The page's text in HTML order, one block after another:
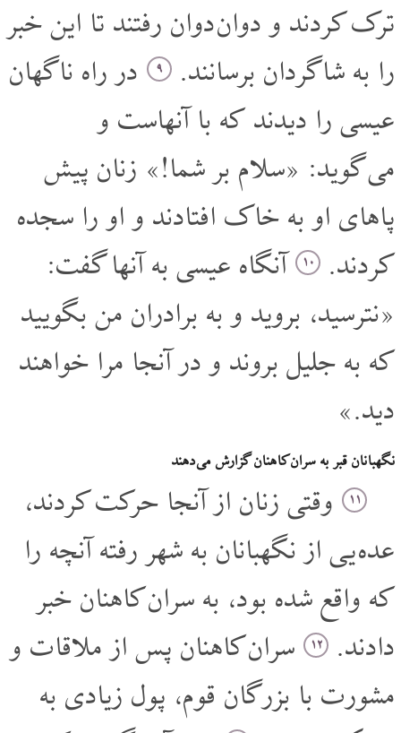
ترک کردند و دوان دوان رفتند تا این خبر
را به شاگردان برسانند.
۹ در راه ناگهان
عیسی را دیدند که با آنهاست و
می گوید: «سلام بر شما!» زنان پیش
پاهای او به خاک افتادند و او را سجده
کردند.
۱۰ آنگاه عیسی به آنها گفت:
«نترسید، بروید و به برادران من بگویید
که به جلیل بروند و در آنجا مرا خواهند
دید.»
نگهبانان قبر به سران کاهنان گزارش می دهند
۱۱ وقتی زنان از آنجا حرکت کردند،
عده یی از نگهبانان به شهر رفته آنچه را
که واقع شده بود، به سران کاهنان خبر
دادند.
۱۲ سران کاهنان پس از ملاقات و
مشورت با بزرگان قوم، پول زیادی به